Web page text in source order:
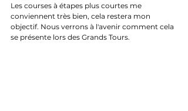
Les courses à étapes plus courtes me
conviennent très bien, cela restera mon
objectif. Nous verrons à l'avenir comment cela
se présente lors des Grands Tours.